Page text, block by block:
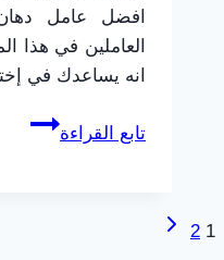
افضل عامل
العاملين في هذا
انه يساعدك في
تابع القراءة
عامل
تنقل
1
2
الصفحة